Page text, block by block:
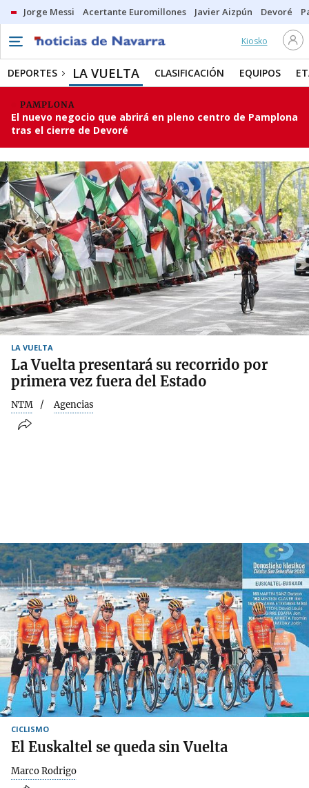
Jorge Messi Acertante Euromillones Javier Aizpún Devoré
Kiosko
DEPORTES LA VUELTA CLASIFICACIÓN EQUIPOS
PAMPLONA
El nuevo negocio que abrirá en pleno centro de Pamplona
tras el cierre de Devoré
LA VUELTA
La Vuelta presentará su recorrido por
primera vez fuera del Estado
NTM Agencias
CICLISMO
El Euskaltel se queda sin Vuelta
Marco Rodrigo